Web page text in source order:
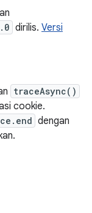
dirilis. Versi
traceAsync()
cookie.
dengan